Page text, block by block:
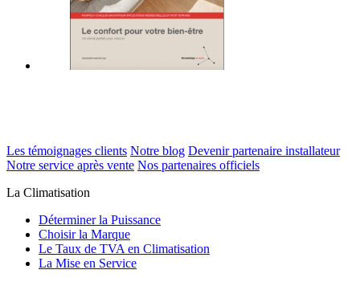
Les témoignages clients Notre blog Devenir partenaire installateur
Notre service après vente Nos partenaires officiels
La Climatisation
Déterminer la Puissance
Choisir la Marque
Le Taux de TVA en Climatisation
La Mise en Service